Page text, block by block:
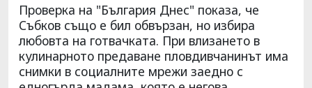
Проверка на "България Днес" показа, че
Събков също е бил обвързан, но избира
любовта на готвачката. При влизането в
кулинарното предаване пловдивчанинът има
снимки в социалните мрежи заедно с